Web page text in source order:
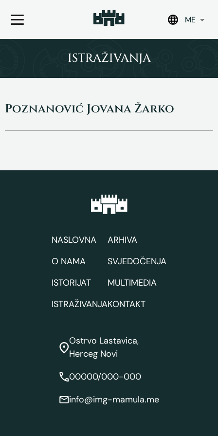
ME
ISTRAŽIVANJA
Poznanović Jovana Žarko
NASLOVNA
O NAMA
ISTORIJAT
ISTRAŽIVANJA
ARHIVA
SVJEDOČENJA
MULTIMEDIA
KONTAKT
Ostrvo Lastavica,
Herceg Novi
00000/000-000
info@img-mamula.me